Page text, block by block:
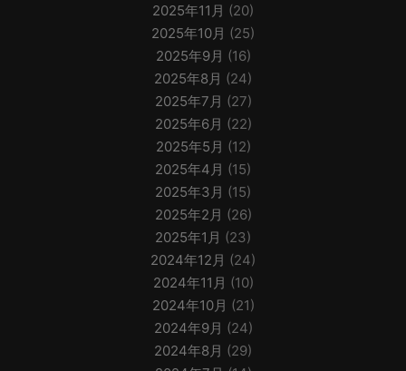
2025年11月 (20)
2025年10月 (25)
2025年9月 (16)
2025年8月 (24)
2025年7月 (27)
2025年6月 (22)
2025年5月 (12)
2025年4月 (15)
2025年3月 (15)
2025年2月 (26)
2025年1月 (23)
2024年12月 (24)
2024年11月 (10)
2024年10月 (21)
2024年9月 (24)
2024年8月 (29)